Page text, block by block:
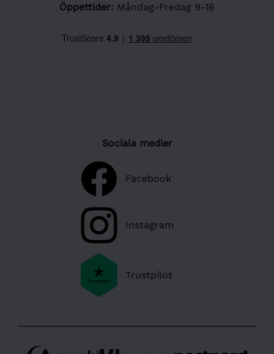
Öppettider: Måndag-Fredag 9-16
Sociala medier
Facebook
Instagram
Trustpilot